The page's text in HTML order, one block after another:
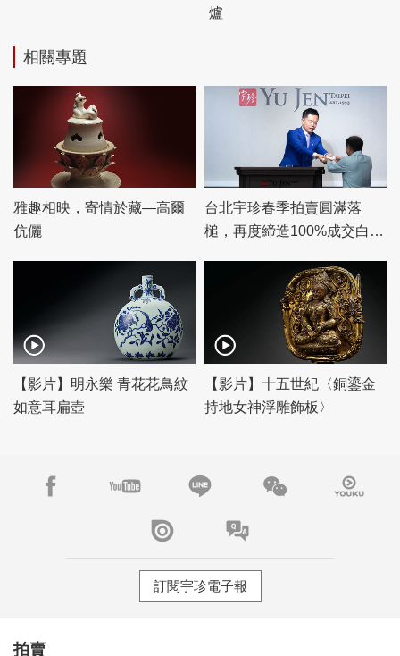
爐
相關專題
雅趣相映，寄情於藏—高爾
伉儷
台北宇珍春季拍賣圓滿落
槌，再度締造100%成交白手
【影片】明永樂 青花花鳥紋
如意耳扁壺
【影片】十五世紀〈銅鎏金
持地女神浮雕飾板〉
訂閱宇珍電子報
拍賣